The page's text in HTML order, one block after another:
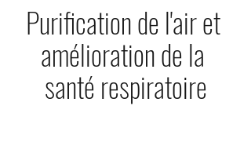
Purification de l'air et
amélioration de la
santé respiratoire